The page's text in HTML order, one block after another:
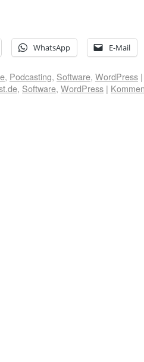
WhatsApp E-Mail
, Podcasting, Software, WordPress |
, Software, WordPress |